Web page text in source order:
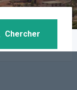
Chercher